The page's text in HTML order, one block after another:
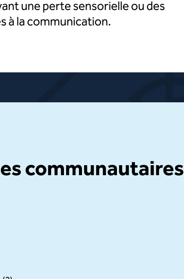
une perte sensorielle ou des
à la communication.
communautaires